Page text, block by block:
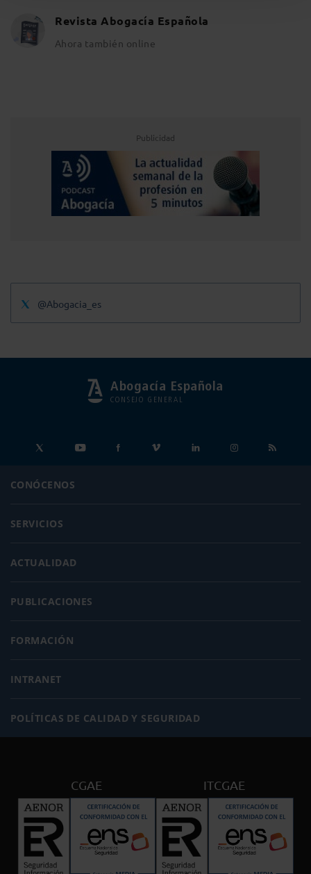
Revista Abogacía Española
Ahora también online
Publicidad
@Abogacia_es
Abogacía Española
CONSEJO GENERAL
CONÓCENOS
SERVICIOS
ACTUALIDAD
PUBLICACIONES
FORMACIÓN
INTRANET
POLÍTICAS DE CALIDAD Y SEGURIDAD
CGAE ITCGAE